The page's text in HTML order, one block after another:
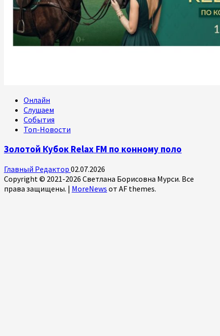
Онлайн
Слушаем
События
Топ-Новости
Золотой Кубок Relax FM по конному поло
Главный Редактор 02.07.2026
Copyright © 2021-2026 Светлана Борисовна Мурси. Все
права защищены. | MoreNews от AF themes.